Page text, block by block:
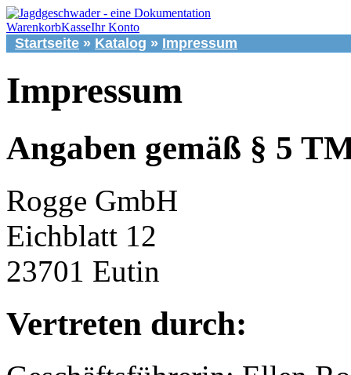
WarenkorbKasseIhr Konto
Startseite » Katalog » Impressum
Impressum
Angaben gemäß § 5
Rogge GmbH
Eichblatt 12
23701 Eutin
Vertreten durch: